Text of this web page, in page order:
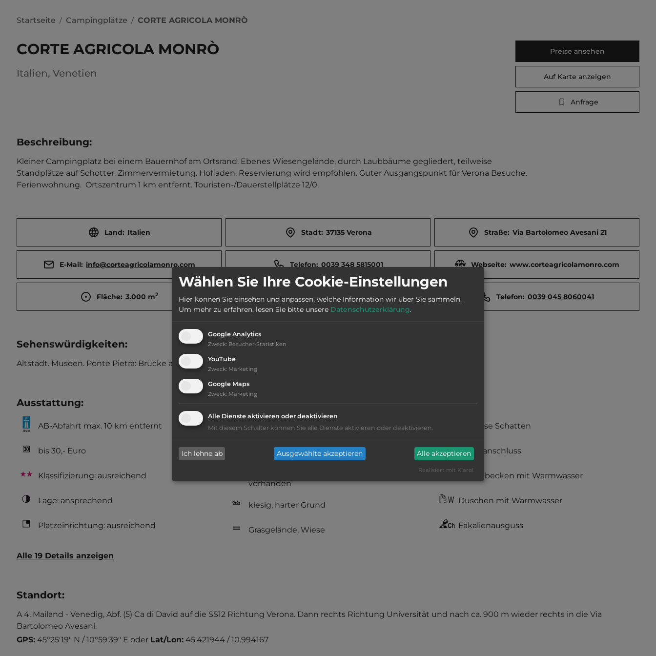
Startseite / Campingplätze / CORTE AGRICOLA MONRÒ
CORTE AGRICOLA MONRÒ
Italien, Venetien
Preise ansehen
Auf Karte anzeigen
Anfrage
Beschreibung:
Kleiner Campingplatz bei einem Bauernhof am Ortsrand. Ebenes Wiesengelände, durch Laubbäume gegliedert, teilweise
Standplätze auf Schotter. Zimmervermietung. Hofladen. Reservierung wird empfohlen. Guter Ausgangspunkt für Verona Besuche.
Ferienwohnung.  Ortszentrum 1 km entfernt. Touristen-/Dauerstellplätze 12/0.
Land: Italien Stadt: 37135 Verona Straße: Via Bartolomeo Avesani 21
E-Mail: info@corteagricolamonro.com Telefon: 0039 348 5815001 Webseite: www.corteagricolamonro.com
Fläche: 3.000 m2 Öffnungszeiten: Ganzjährig geöffnet Telefon: 0039 045 8060041
Sehenswürdigkeiten:
Altstadt. Museen. Ponte Pietra: Brücke aus der Römerzeit. Porta dei Leoni.
Ausstattung:
AB-Abfahrt max. 10 km entfernt
bis 30,- Euro
Klassifizierung: ausreichend
Lage: ansprechend
Platzeinrichtung: ausreichend
Geräuschkulisse: überwiegend ruhig
Hygiene: befriedigend
vorhanden
kiesig, harter Grund
Grasgelände, Wiese
teilweise Schatten
Stromanschluss
Waschbecken mit Warmwasser
Duschen mit Warmwasser
Fäkalienausguss
Alle 19 Details anzeigen
Standort:
A 4, Mailand - Venedig, Abf. (5) Ca di David auf die SS12 Richtung Verona. Dann rechts Richtung Universität und nach ca. 900 m wieder rechts in die Via
Bartolomeo Avesani.
GPS: 45°25'19" N / 10°59'39" E oder Lat/Lon: 45.421944 / 10.994167
Wählen Sie Ihre Cookie-Einstellungen
Hier können Sie einsehen und anpassen, welche Information wir über Sie sammeln.
Um mehr zu erfahren, lesen Sie bitte unsere Datenschutzerklärung.
Google Analytics
Zweck: Besucher-Statistiken
YouTube
Zweck: Marketing
Google Maps
Zweck: Marketing
Alle Dienste aktivieren oder deaktivieren
Mit diesem Schalter können Sie alle Dienste aktivieren oder deaktivieren.
Ich lehne ab Ausgewählte akzeptieren Alle akzeptieren
Realisiert mit Klaro!